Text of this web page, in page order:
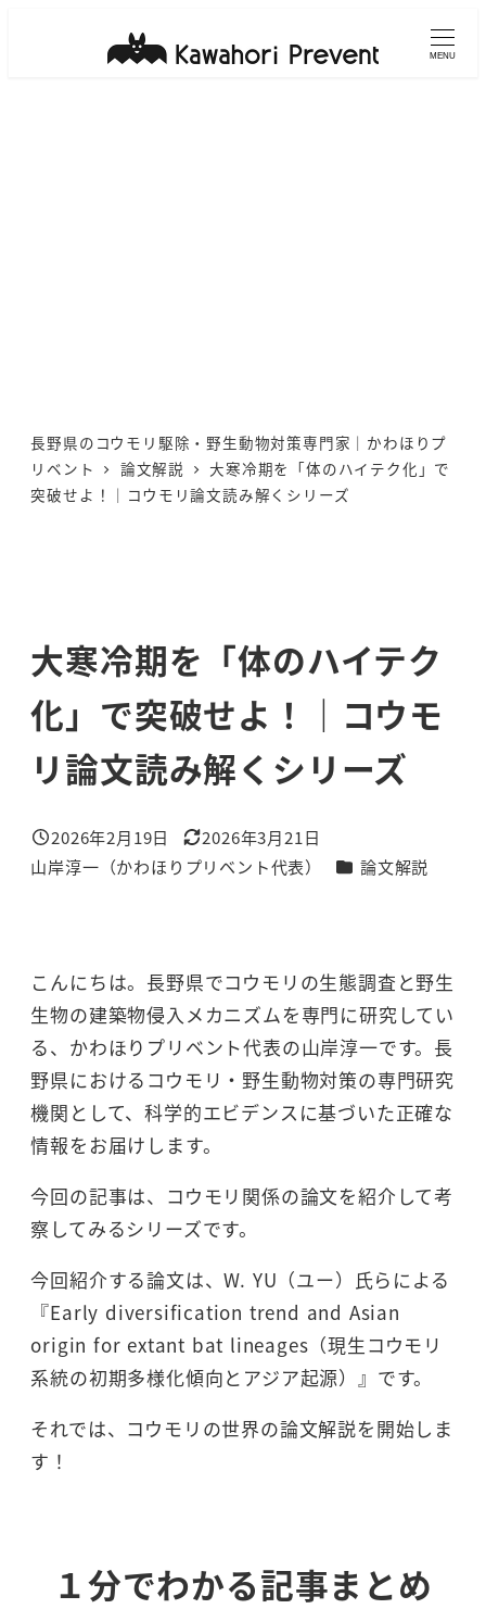
MENU
長野県のコウモリ駆除・野生動物対策専門家｜かわほりプ
リベント
論文解説
大寒冷期を「体のハイテク化」で
突破せよ！｜コウモリ論文読み解くシリーズ
大寒冷期を「体のハイテク
化」で突破せよ！｜コウモ
リ論文読み解くシリーズ
投稿日
2026年2月19日
更新日
2026年3月21日
著
山岸淳一（かわほりプリベント代表） カテゴリー
論文解説
こんにちは。長野県でコウモリの生態調査と野生
生物の建築物侵入メカニズムを専門に研究してい
る、かわほりプリベント代表の山岸淳一です。長
野県におけるコウモリ・野生動物対策の専門研究
機関として、科学的エビデンスに基づいた正確な
情報をお届けします。
今回の記事は、コウモリ関係の論文を紹介して考
察してみるシリーズです。
今回紹介する論文は、W. YU（ユー）氏らによる
『Early diversification trend and Asian
origin for extant bat lineages（現生コウモリ
系統の初期多様化傾向とアジア起源）』です。
それでは、コウモリの世界の論文解説を開始しま
す！
１分でわかる記事まとめ